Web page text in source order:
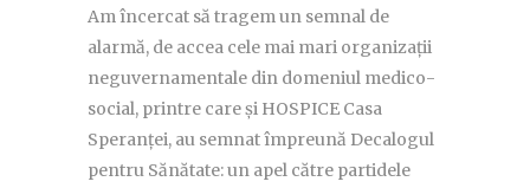
Am încercat să tragem un semnal de
alarmă, de accea cele mai mari organizații
neguvernamentale din domeniul medico-
social, printre care și HOSPICE Casa
Speranței, au semnat împreună Decalogul
pentru Sănătate: un apel către partidele